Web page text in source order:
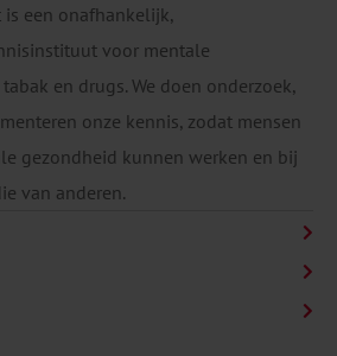
een onafhankelijk,
voor mentale
en drugs. We doen onderzoek,
onze kennis, zodat mensen
gezondheid kunnen werken en bij
van anderen.